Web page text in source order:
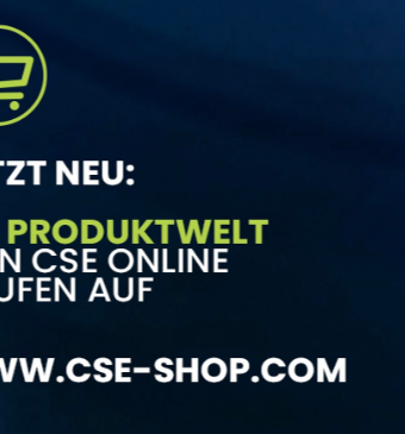
unsere Marke erfolgreich in die Zukunft.
Norm geworden. Die Kunden sind viel
Lösungen. Setzen Sie daher jetzt auf unsere
Einzigartigkeit & zukunftsfähige